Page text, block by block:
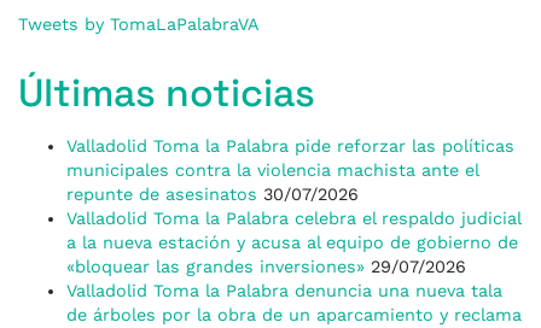
Tweets by TomaLaPalabraVA
Últimas noticias
Valladolid Toma la Palabra pide reforzar las políticas
municipales contra la violencia machista ante el
repunte de asesinatos 30/07/2026
Valladolid Toma la Palabra celebra el respaldo judicial
a la nueva estación y acusa al equipo de gobierno de
«bloquear las grandes inversiones» 29/07/2026
Valladolid Toma la Palabra denuncia una nueva tala
de árboles por la obra de un aparcamiento y reclama